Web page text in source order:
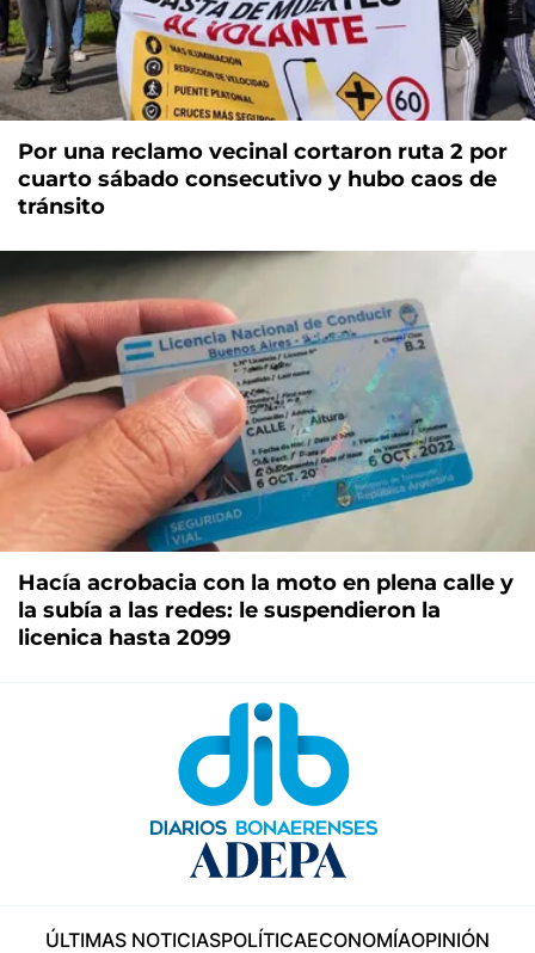
Por una reclamo vecinal cortaron ruta 2 por
cuarto sábado consecutivo y hubo caos de
tránsito
Hacía acrobacia con la moto en plena calle y
la subía a las redes: le suspendieron la
licenica hasta 2099
ÚLTIMAS NOTICIASPOLÍTICAECONOMÍAOPINIÓN